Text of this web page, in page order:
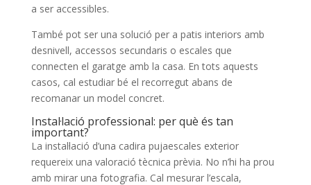
a ser accessibles.
També pot ser una solució per a patis interiors amb
desnivell, accessos secundaris o escales que
connecten el garatge amb la casa. En tots aquests
casos, cal estudiar bé el recorregut abans de
recomanar un model concret.
Instal·lació professional: per què és tan
important?
La instal·lació d’una cadira pujaescales exterior
requereix una valoració tècnica prèvia. No n’hi ha prou
amb mirar una fotografia. Cal mesurar l’escala,